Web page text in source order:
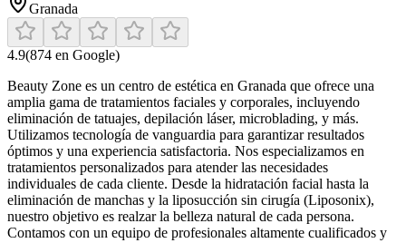
Granada
4.9(874 en Google)
Beauty Zone es un centro de estética en Granada que ofrece una
amplia gama de tratamientos faciales y corporales, incluyendo
eliminación de tatuajes, depilación láser, microblading, y más.
Utilizamos tecnología de vanguardia para garantizar resultados
óptimos y una experiencia satisfactoria. Nos especializamos en
tratamientos personalizados para atender las necesidades
individuales de cada cliente. Desde la hidratación facial hasta la
eliminación de manchas y la liposucción sin cirugía (Liposonix),
nuestro objetivo es realzar la belleza natural de cada persona.
Contamos con un equipo de profesionales altamente cualificados y